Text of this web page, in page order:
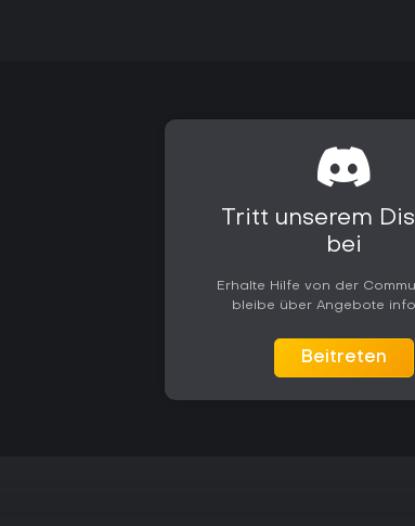
Tritt unserem
bei
Erhalte Hilfe von der
bleibe über Angebote
Beitreten